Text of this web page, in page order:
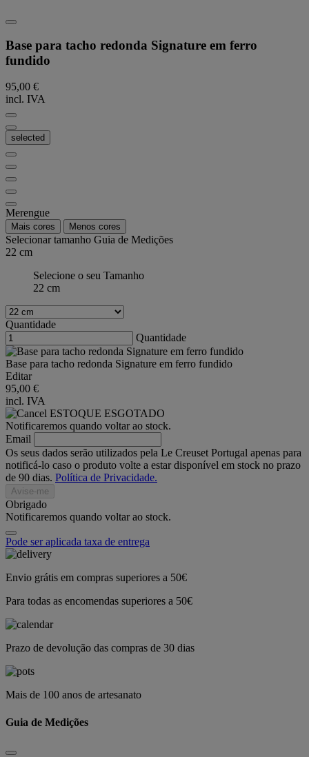
Base para tacho redonda Signature em ferro
fundido
95,00 €
incl. IVA
selected
Merengue
Mais cores Menos cores
Selecionar tamanho Guia de Medições
22 cm
Selecione o seu Tamanho
22 cm
Quantidade
Quantidade
Base para tacho redonda Signature em ferro fundido
Editar
95,00 €
incl. IVA
ESTOQUE ESGOTADO
Notificaremos quando voltar ao stock.
Email
Os seus dados serão utilizados pela Le Creuset Portugal apenas para
notificá-lo caso o produto volte a estar disponível em stock no prazo
de 90 dias. Política de Privacidade.
Avise-me
Obrigado
Notificaremos quando voltar ao stock.
Pode ser aplicada taxa de entrega
Envio grátis em compras superiores a 50€
Para todas as encomendas superiores a 50€
Prazo de devolução das compras de 30 dias
Mais de 100 anos de artesanato
Guia de Medições